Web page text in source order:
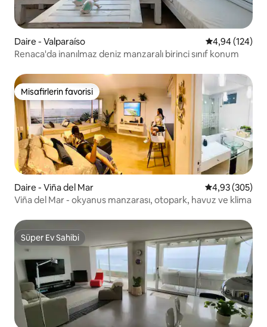
Daire - Valparaíso 5 üzerinden
4,94 (124)
Renaca'da inanılmaz deniz manzaralı birinci sınıf konum
Misafirlerin favorisi
Misafirlerin favorisi
Daire - Viña del Mar 5 üzerinden
4,93 (305)
Viña del Mar - okyanus manzarası, otopark, havuz ve klima
Süper Ev Sahibi
Süper Ev Sahibi